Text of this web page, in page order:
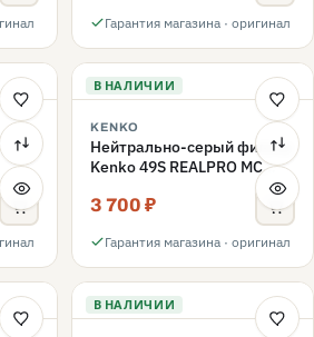
Гарантия магазина · оригинал
В НАЛИЧИИ
KENKO
Нейтрально-серый фильтр
Kenko 49S REALPRO MC
3 700 ₽
Гарантия магазина · оригинал
В НАЛИЧИИ